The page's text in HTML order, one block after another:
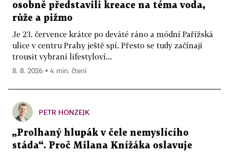
osobně představili kreace na téma voda,
růže a pižmo
Je 23. července krátce po deváté ráno a módní Pařížská
ulice v centru Prahy ještě spí. Přesto se tudy začínají
trousit vybraní lifestyloví...
8. 8. 2026 ▪ 4 min. čtení
PETR HONZEJK
„Prolhaný hlupák v čele nemyslícího
stáda“. Proč Milana Knížáka oslavuje